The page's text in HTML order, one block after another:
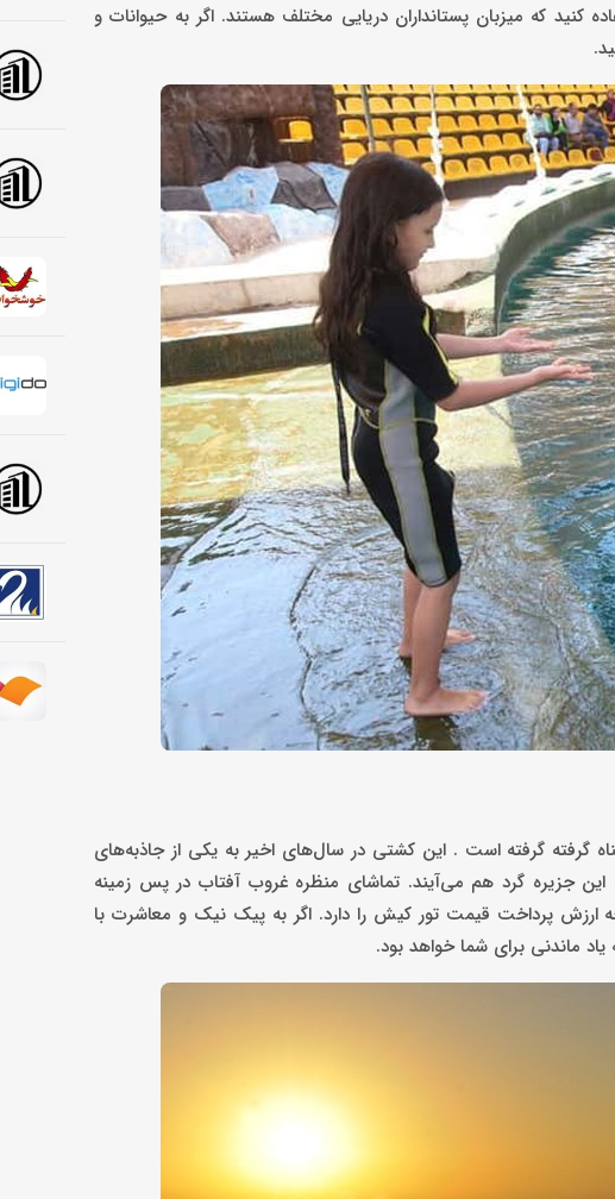
که میزبان پستانداران دریایی مختلف هستند. اگر به حیوانات و
که از سال 1966 در غرب جزیره کیش پناه گرفته گرفته است . این کشتی در سال‌های اخیر به یکی از جاذبه‌های
جزیره گرد هم می‌آیند. تماشای منظره غروب آفتاب در پس زمینه
ارزش پرداخت قیمت تور کیش را دارد. اگر به پیک نیک و معاشرت با
ماندنی برای شما خواهد بود.